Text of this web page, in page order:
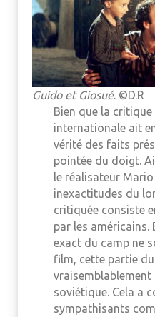
Guido et Giosué. ©D.R
Bien que la
internationale ait
vérité des faits
pointée du doigt.
le réalisateur
inexactitudes du
critiquée consiste
par les américains.
exact du camp ne
film, cette partie
vraisemblablement
soviétique. Cela a
sympathisants